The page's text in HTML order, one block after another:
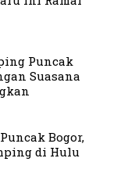
Puncak
Suasana
Bogor,
di Hulu